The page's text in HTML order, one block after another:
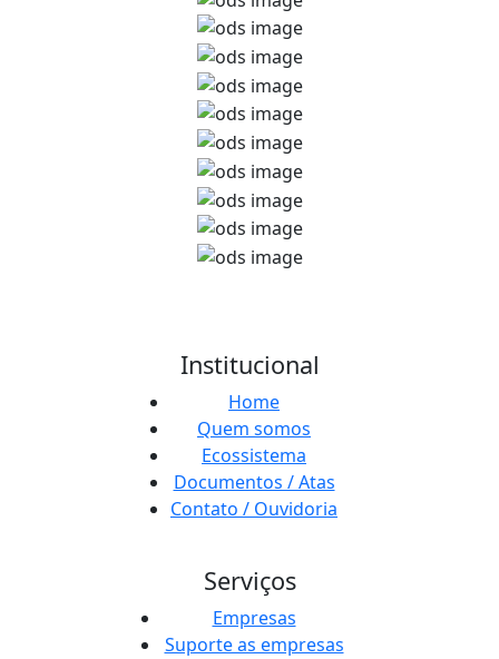
Institucional
Home
Quem somos
Ecossistema
Documentos / Atas
Contato / Ouvidoria
Serviços
Empresas
Suporte as empresas